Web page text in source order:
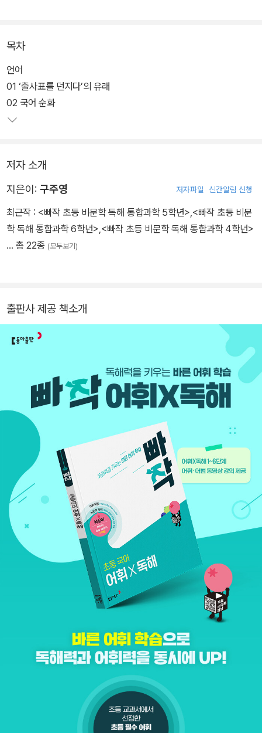
목차
언어
01 ‘출사표를 던지다’의 유래
02 국어 순화
저자 소개
지은이: 구주영 저자파일 신간알림 신청
최근작 : <빠작 초등 비문학 독해 통합과학 5학년>,<빠작 초등 비문
학 독해 통합과학 6학년>,<빠작 초등 비문학 독해 통합과학 4학년>
… 총 22종 (모두보기)
출판사 제공 책소개